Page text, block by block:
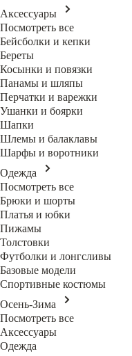
Аксессуары
Посмотреть все
Бейсболки и кепки
Береты
Косынки и повязки
Панамы и шляпы
Перчатки и варежки
Ушанки и боярки
Шапки
Шлемы и балаклавы
Шарфы и воротники
Одежда
Посмотреть все
Брюки и шорты
Платья и юбки
Пижамы
Толстовки
Футболки и лонгсливы
Базовые модели
Спортивные костюмы
Осень-Зима
Посмотреть все
Аксессуары
Одежда